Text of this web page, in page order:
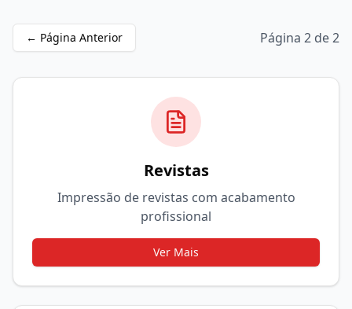
← Página Anterior Página 2 de 2
Revistas
Impressão de revistas com acabamento
profissional
Ver Mais